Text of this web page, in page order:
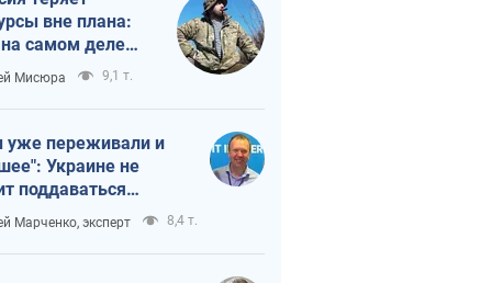
вне плана:
на самом деле
темп войны
Мисюра 9,1 т.
переживали и
Украине не
поддаваться
из-за
террора
Марченко, эксперт 8,4 т.